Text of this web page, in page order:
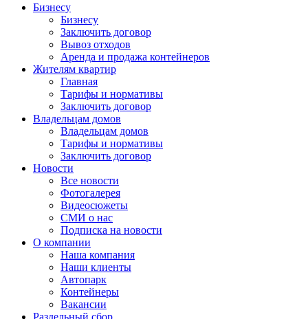
Бизнесу
Бизнесу
Заключить договор
Вывоз отходов
Аренда и продажа контейнеров
Жителям квартир
Главная
Тарифы и нормативы
Заключить договор
Владельцам домов
Владельцам домов
Тарифы и нормативы
Заключить договор
Новости
Все новости
Фотогалерея
Видеосюжеты
СМИ о нас
Подписка на новости
О компании
Наша компания
Наши клиенты
Автопарк
Контейнеры
Вакансии
Раздельный сбор